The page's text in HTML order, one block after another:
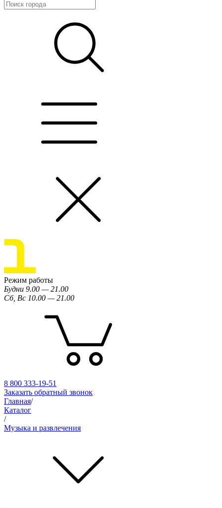
Режим работы
Будни 9.00 — 21.00
Сб, Вс 10.00 — 21.00
8 800 333-19-51
Заказать обратный звонок
Главная/
Каталог
/
Музыка и развлечения